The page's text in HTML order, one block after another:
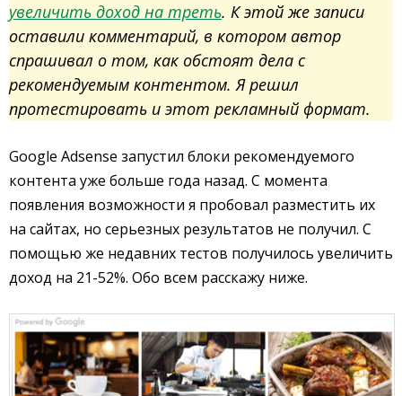
увеличить доход на треть. К этой же записи
оставили комментарий, в котором автор
спрашивал о том, как обстоят дела с
рекомендуемым контентом. Я решил
протестировать и этот рекламный формат.
Google Adsense запустил блоки рекомендуемого
контента уже больше года назад. С момента
появления возможности я пробовал разместить их
на сайтах, но серьезных результатов не получил. С
помощью же недавних тестов получилось увеличить
доход на 21-52%. Обо всем расскажу ниже.